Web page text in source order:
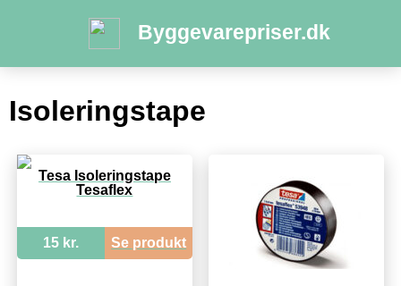
Byggevarepriser.dk
Isoleringstape
Tesa Isoleringstape
Tesaflex
15 kr. Se produkt